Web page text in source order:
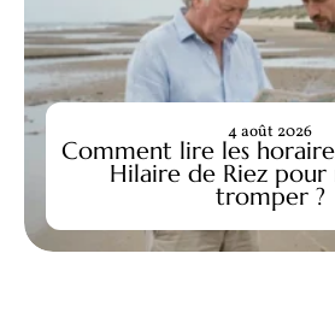
Comment lire les
Hilaire de Riez pour
tromper ?
4 août 2026